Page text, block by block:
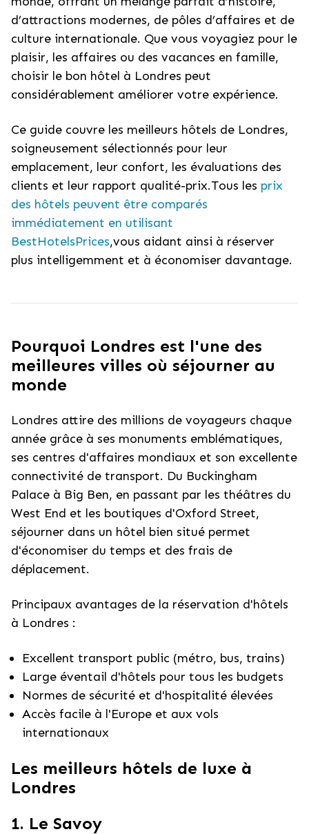
d’attractions modernes, de pôles d’affaires et de
culture internationale. Que vous voyagiez pour le
plaisir, les affaires ou des vacances en famille,
choisir le bon hôtel à Londres peut
considérablement améliorer votre expérience.
Ce guide couvre les meilleurs hôtels de Londres,
soigneusement sélectionnés pour leur
emplacement, leur confort, les évaluations des
clients et leur rapport qualité-prix.Tous les prix
des hôtels peuvent être comparés
immédiatement en utilisant
BestHotelsPrices,vous aidant ainsi à réserver
plus intelligemment et à économiser davantage.
Pourquoi Londres est l'une des
meilleures villes où séjourner au
monde
Londres attire des millions de voyageurs chaque
année grâce à ses monuments emblématiques,
ses centres d'affaires mondiaux et son excellente
connectivité de transport. Du Buckingham
Palace à Big Ben, en passant par les théâtres du
West End et les boutiques d'Oxford Street,
séjourner dans un hôtel bien situé permet
d'économiser du temps et des frais de
déplacement.
Principaux avantages de la réservation d'hôtels
à Londres :
Excellent transport public (métro, bus, trains)
Large éventail d'hôtels pour tous les budgets
Normes de sécurité et d'hospitalité élevées
Accès facile à l'Europe et aux vols
internationaux
Les meilleurs hôtels de luxe à
Londres
1. Le Savoy